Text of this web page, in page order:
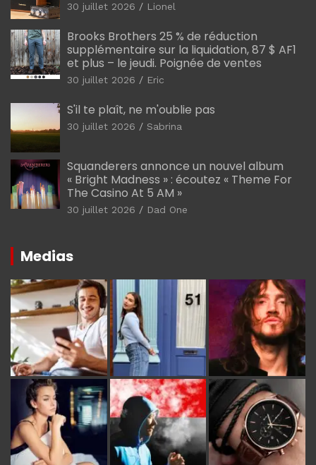
30 juillet 2026 Lionel
Brooks Brothers 25 % de réduction
supplémentaire sur la liquidation, 87 $ AF1
et plus – le jeudi. Poignée de ventes
30 juillet 2026 Eric
S'il te plaît, ne m'oublie pas
30 juillet 2026 Sabrina
Squanderers annonce un nouvel album
« Bright Madness » : écoutez « Theme For
The Casino At 5 AM »
30 juillet 2026 Dad One
Medias